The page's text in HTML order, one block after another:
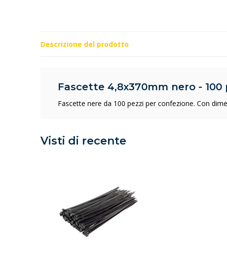
Descrizione del prodotto
Fascette 4,8x370mm nero - 100
Fascette nere da 100 pezzi per confezione. Con
Visti di recente